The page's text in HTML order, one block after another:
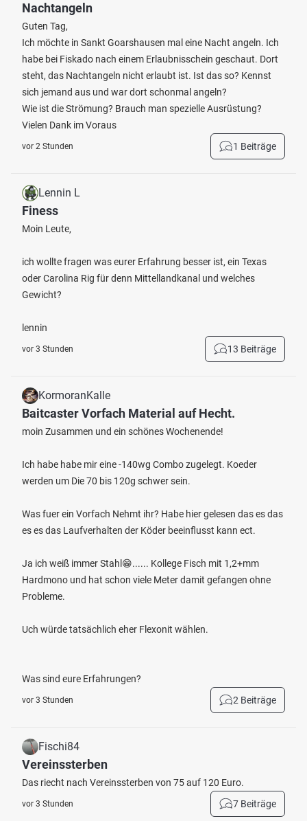
Nachtangeln
Guten Tag,
Ich möchte in Sankt Goarshausen mal eine Nacht angeln. Ich
habe bei Fiskado nach einem Erlaubnisschein geschaut. Dort
steht, das Nachtangeln nicht erlaubt ist. Ist das so? Kennst
sich jemand aus und war dort schonmal angeln?
Wie ist die Strömung? Brauch man spezielle Ausrüstung?
Vielen Dank im Voraus
vor 2 Stunden 1 Beiträge
Lennin L
Finess
Moin Leute,
ich wollte fragen was eurer Erfahrung besser ist, ein Texas
oder Carolina Rig für denn Mittellandkanal und welches
Gewicht?
lennin
vor 3 Stunden 13 Beiträge
KormoranKalle
Baitcaster Vorfach Material auf Hecht.
moin Zusammen und ein schönes Wochenende!
Ich habe habe mir eine -140wg Combo zugelegt. Koeder
werden um Die 70 bis 120g schwer sein.
Was fuer ein Vorfach Nehmt ihr? Habe hier gelesen das es das
es es das Laufverhalten der Köder beeinflusst kann ect.
Ja ich weiß immer Stahl😁...... Kollege Fisch mit 1,2+mm
Hardmono und hat schon viele Meter damit gefangen ohne
Probleme.
Uch würde tatsächlich eher Flexonit wählen.
Was sind eure Erfahrungen?
vor 3 Stunden 2 Beiträge
Fischi84
Vereinssterben
Das riecht nach Vereinssterben von 75 auf 120 Euro.
vor 3 Stunden 7 Beiträge